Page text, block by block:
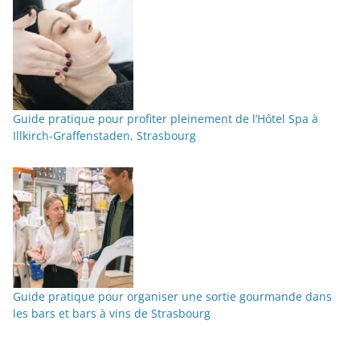
Guide pratique pour profiter pleinement de l’Hôtel Spa à
Illkirch-Graffenstaden, Strasbourg
Guide pratique pour organiser une sortie gourmande dans
les bars et bars à vins de Strasbourg